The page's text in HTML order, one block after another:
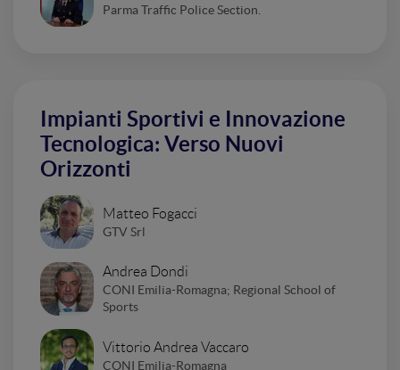
Parma Traffic Police Section.
Impianti Sportivi e Innovazione
Tecnologica: Verso Nuovi
Orizzonti
Matteo Fogacci
GTV Srl
Andrea Dondi
CONI Emilia-Romagna; Regional School of
Sports
Vittorio Andrea Vaccaro
CONI Emilia-Romagna